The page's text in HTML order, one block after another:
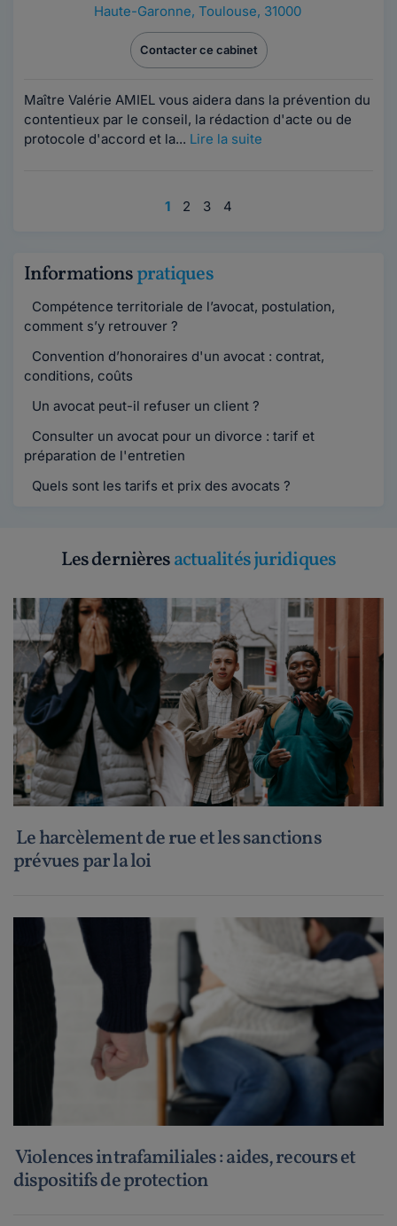
Haute-Garonne, Toulouse, 31000
Contacter ce cabinet
Maître Valérie AMIEL vous aidera dans la prévention du
contentieux par le conseil, la rédaction d'acte ou de
protocole d'accord et la... Lire la suite
1 2 3 4
Informationspratiques
Compétence territoriale de l’avocat, postulation,
comment s’y retrouver ?
Convention d’honoraires d'un avocat : contrat,
conditions, coûts
Un avocat peut-il refuser un client ?
Consulter un avocat pour un divorce : tarif et
préparation de l'entretien
Quels sont les tarifs et prix des avocats ?
Les dernièresactualités juridiques
Le harcèlement de rue et les sanctions
prévues par la loi
Violences intrafamiliales : aides, recours et
dispositifs de protection